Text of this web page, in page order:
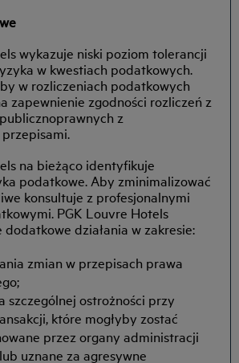
wykazuje niski poziom tolerancji
w kwestiach podatkowych.
w rozliczeniach podatkowych
zapewnienie zgodności rozliczeń z
z
na bieżąco identyfikuje
podatkowe. Aby zminimalizować
konsultuje z profesjonalnymi
PGK Louvre Hotels
działania w zakresie:
zmian w przepisach prawa
szczególnej ostrożności przy
które mogłyby zostać
przez organy administracji
uznane za agresywne